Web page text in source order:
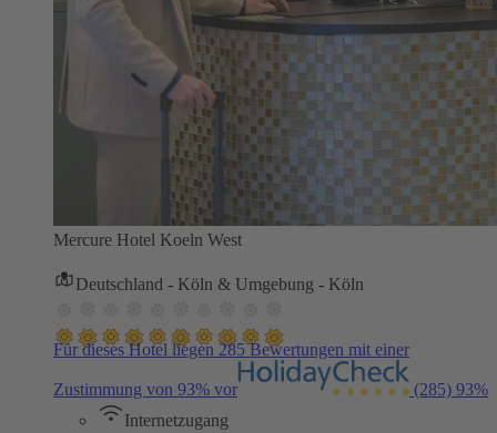
Mercure Hotel Koeln West
Deutschland - Köln & Umgebung - Köln
Für dieses Hotel liegen 285 Bewertungen mit einer
Zustimmung von 93% vor (285) 93%
Internetzugang